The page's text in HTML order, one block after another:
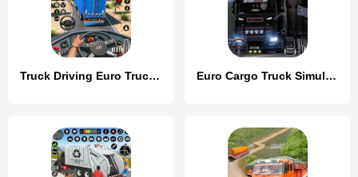
Truck Driving Euro Truck Game Euro Cargo Truck Simulator 3D